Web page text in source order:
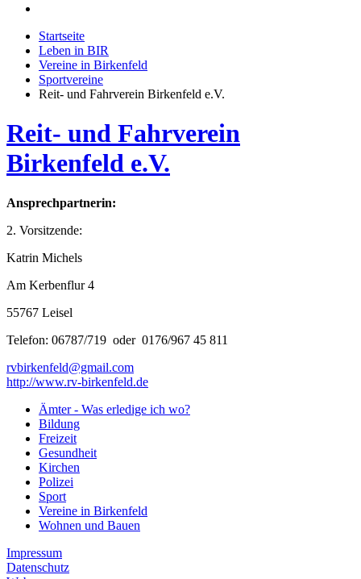
Startseite
Leben in BIR
Vereine in Birkenfeld
Sportvereine
Reit- und Fahrverein Birkenfeld e.V.
Reit- und Fahrverein
Birkenfeld e.V.
Ansprechpartnerin:
2. Vorsitzende:
Katrin Michels
Am Kerbenflur 4
55767 Leisel
Telefon: 06787/719 oder 0176/967 45 811
rvbirkenfeld@gmail.com
http://www.rv-birkenfeld.de
Ämter - Was erledige ich wo?
Bildung
Freizeit
Gesundheit
Kirchen
Polizei
Sport
Vereine in Birkenfeld
Wohnen und Bauen
Impressum
Datenschutz